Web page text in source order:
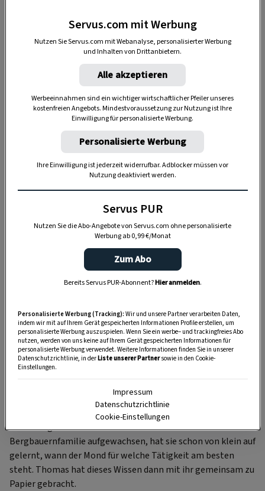
Akzeptiere bitte die Drittanbieter-Cookies, um diesen Inhalt
zu sehen.
COOKIE-EINSTELLUNGEN
Seit Jahren verfasst das Schriftstellerehepaar Johanna
Mattighofen den Servus-Mondkalender. Ihre zahlreichen
Bücher über traditionelles Mondwissen haben sich bereits
mehr als 18 Millionen Mal verkauft und wurden in 30
Sprachen übersetzt. Im Servus-Buch Der Mond und wir, geht
Autor Christoph Frühwirth gemeinsam mit den Experten
des Lebens auf den Grund. Johannas Herkunft hat den
Ausschlag gegeben, sich mit dem Thema näher zu
beschäftigen: Als eines von zwölf Kindern in einer Tiroler
Bergbauernfamilie aufgewachsen, hat sie schon von klein auf
gelernt, wann der Mond für welche Tätigkeit am besten
steht. Thomas hat dieses Wissen dann mit ihr gemeinsam zu
Papier gebracht.
Servus.com mit Werbung
Nutzen Sie Servus.com mit Webanalyse, personalisierter Werbung
und Inhalten von Drittanbietern.
Alle akzeptieren
Werbeeinnahmen sind ein wichtiger wirtschaftlicher Pfeiler unseres
kostenfreien Angebots. Mindestvoraussetzung zur Nutzung ist Ihre
Einwilligung für personalisierte Werbung.
Personalisierte Werbung
Ihre Einwilligung ist jederzeit widerrufbar. Adblocker müssen vor
Nutzung deaktiviert werden.
Servus PUR
Nutzen Sie die Abo-Angebote von Servus.com ohne personalisierte
Werbung ab 0,99 €/Monat
Zum Abo
Bereits Servus PUR-Abonnent?Hier anmelden.
Personalisierte Werbung (Tracking): Wir und unsere Partner verarbeiten Daten,
indem wir mit auf Ihrem Gerät gespeicherten Informationen Profile erstellen, um
personalisierte Werbung auszuspielen. Wenn Sie ein werbe– und trackingfreies Abo
nutzen, werden von uns keine auf Ihrem Gerät gespeicherten Informationen für
personalisierte Werbung verwendet. Weitere Informationen finden Sie in unserer
Datenschutzrichtlinie, in derListe unserer Partnersowie in den Cookie-
Einstellungen.
Impressum
Datenschutzrichtlinie
Cookie-Einstellungen